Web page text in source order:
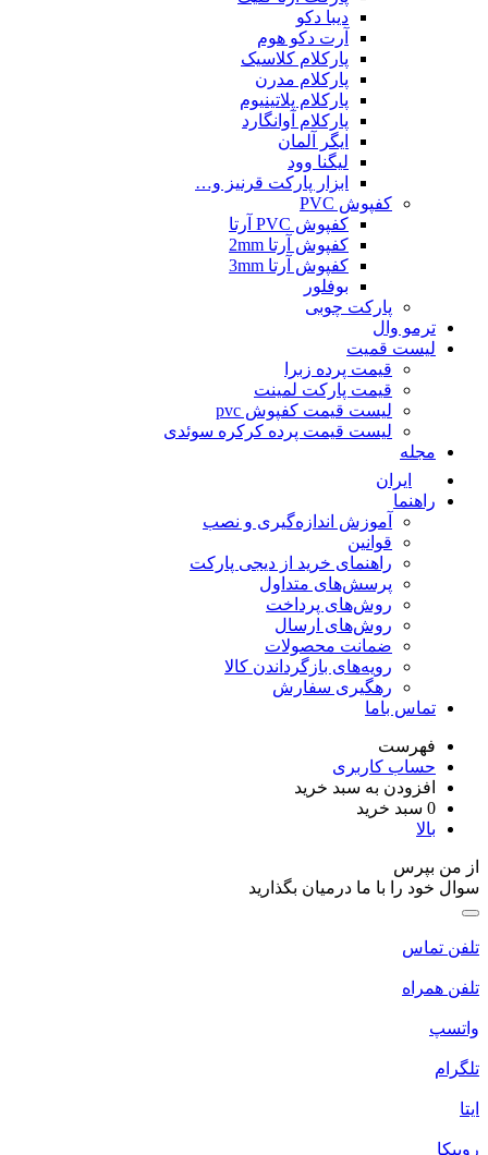
دیبا دکو
آرت دکو هوم
پارکلام کلاسیک
پارکلام مدرن
پارکلام پلاتینیوم
پارکلام آوانگارد
ایگر آلمان
لیگنا وود
ابزار پارکت قرنیز و…
کفپوش PVC
کفپوش PVC آرتا
کفپوش آرتا 2mm
کفپوش آرتا 3mm
بوفلور
پارکت چوبی
ترمو وال
لیست قمیت
قیمت پرده زبرا
قیمت پارکت لمینت
لیست قیمت کفپوش pvc
لیست قیمت پرده کرکره سوئدی
مجله
ایران
راهنما
آموزش اندازه‌گیری و نصب
قوانین
راهنمای خرید از دیجی پارکت
پرسش‌های متداول
روش‌های پرداخت
روش‌های ارسال
ضمانت محصولات
رویه‌های بازگرداندن کالا
رهگیری سفارش
تماس باما
فهرست
حساب کاربری
افزودن به سبد خرید
0 سبد خرید
بالا
از من بپرس
سوال خود را با ما درمیان بگذارید
تلفن تماس
تلفن همراه
واتسپ
تلگرام
ایتا
روبیکا